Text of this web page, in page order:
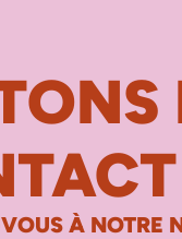
À NOTRE